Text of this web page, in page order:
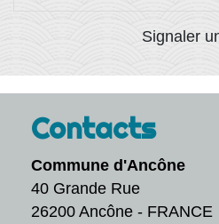
Signaler
Contacts
Commune d'Ancône
40 Grande Rue
26200 Ancône - FRANCE